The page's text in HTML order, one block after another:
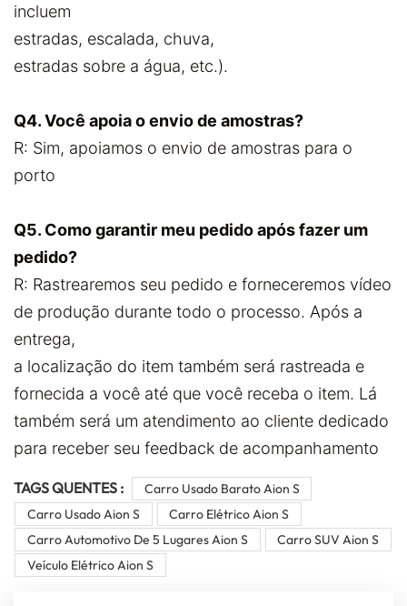
incluem
estradas, escalada, chuva,
estradas sobre a água, etc.).
Q4. Você apoia o envio de amostras?
R: Sim, apoiamos o envio de amostras para o
porto
Q5. Como garantir meu pedido após fazer um
pedido?
R: Rastrearemos seu pedido e forneceremos vídeo
de produção durante todo o processo. Após a
entrega,
a localização do item também será rastreada e
fornecida a você até que você receba o item. Lá
também será um atendimento ao cliente dedicado
para receber seu feedback de acompanhamento
TAGS QUENTES :
Carro Usado Barato Aion S
Carro Usado Aion S
Carro Elétrico Aion S
Carro Automotivo De 5 Lugares Aion S
Carro SUV Aion S
Veículo Elétrico Aion S